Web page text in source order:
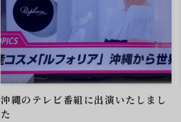
沖縄のテレビ番組に出演いたしまし
た